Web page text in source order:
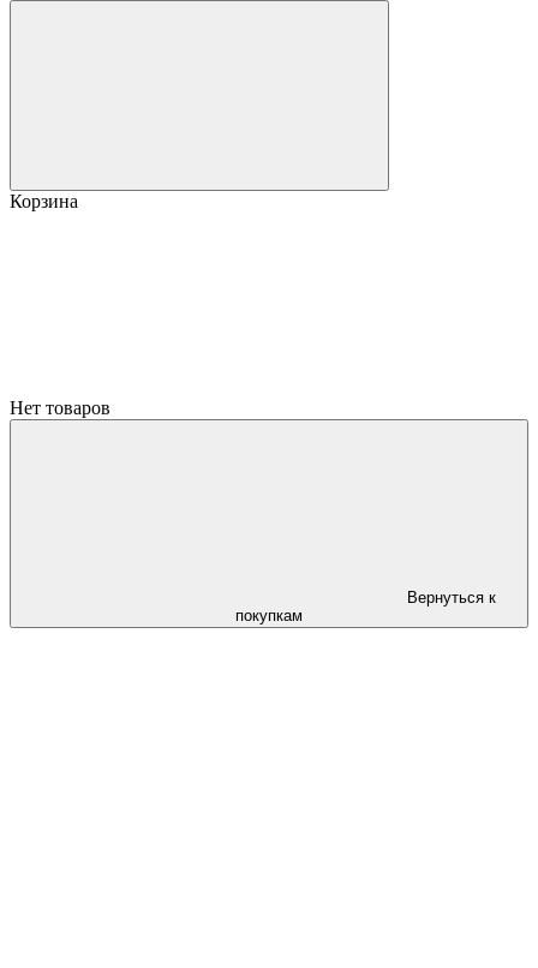
Корзина
Нет товаров
Вернуться к
покупкам